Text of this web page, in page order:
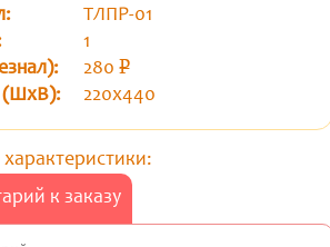
ТЛПР-01
1
280 p
(ШхВ): 220x440
к заказу